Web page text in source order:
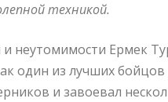
техникой.
Ермек
один из лучших
и завоевал